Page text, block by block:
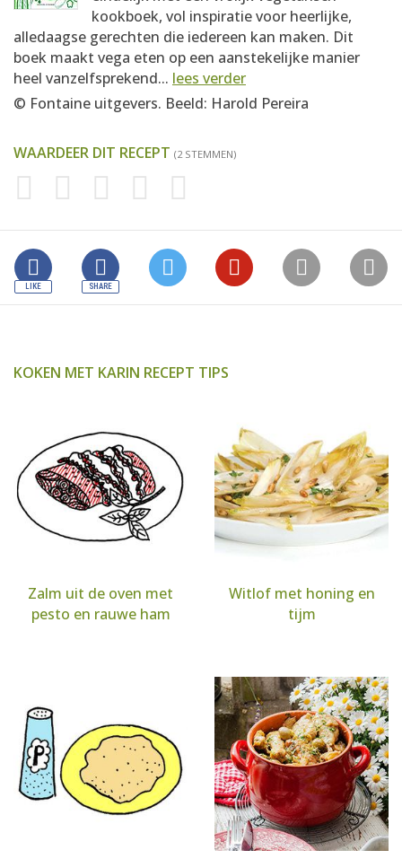
kookboek, vol inspiratie voor heerlijke,
alledaagse gerechten die iedereen kan maken. Dit
boek maakt vega eten op een aanstekelijke manier
heel vanzelfsprekend... lees verder
© Fontaine uitgevers. Beeld: Harold Pereira
WAARDEER DIT RECEPT (2 STEMMEN)
KOKEN MET KARIN RECEPT TIPS
Zalm uit de oven met
pesto en rauwe ham
Witlof met honing en
tijm